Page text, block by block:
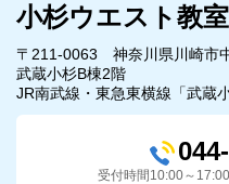
小杉ウエスト教室
〒211-0063 神奈川県川崎
武蔵小杉B棟2階
JR南武線・東急東横線「武蔵
受付時間10:00～